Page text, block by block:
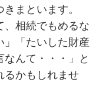
まといます。
、相続でもめるな
」「たいした財産
なんて・・・」と
るかもしれませ